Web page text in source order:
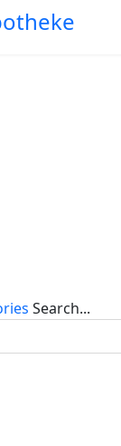
Search...